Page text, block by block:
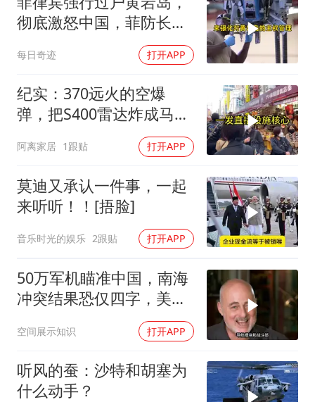
猫咪过火把节被抹成黑猫
宝妈给四胞胎取名平安喜乐
BLG经理辟谣Bin离队
总书记点赞的非遗苗绣焕发新生机
彻底激怒中国，菲防长：
每日奇迹 打开APP
纪实：370远火的空爆
弹，把S400雷达炸成马蜂
窝，靶标惨状让台军急眼
了
阿离家居 1跟贴 打开APP
莫迪又承认一件事，一起
来听听！！[捂脸]
音乐时光的娱乐 2跟贴 打开APP
50万军机瞄准中国，南海
冲突结果恐仅四字，美防
空间展示知识 打开APP
听风的蚕：沙特和胡塞为
什么动手？